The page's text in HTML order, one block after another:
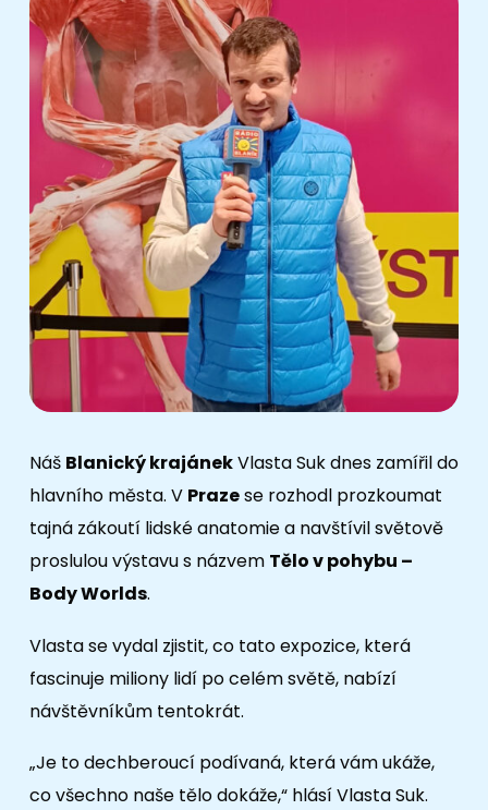
Náš Blanický krajánekVlasta Suk dnes zamířil do
hlavního města. V Prazese rozhodl prozkoumat
tajná zákoutí lidské anatomie a navštívil světově
proslulou výstavu s názvem Tělo v pohybu –
Body Worlds.
Vlasta se vydal zjistit, co tato expozice, která
fascinuje miliony lidí po celém světě, nabízí
návštěvníkům tentokrát.
„Je to dechberoucí podívaná, která vám ukáže,
co všechno naše tělo dokáže,“ hlásí Vlasta Suk.